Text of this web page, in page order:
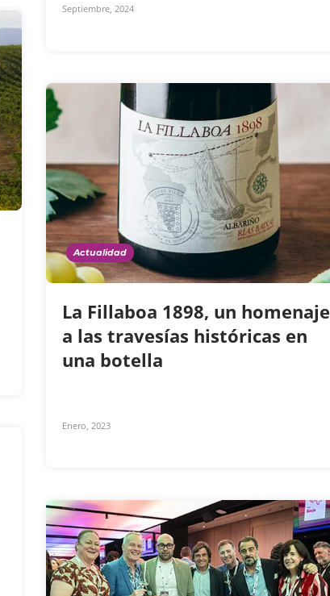
Septiembre, 2024
Actualidad
La Fillaboa 1898, un homenaje
a las travesías históricas en
una botella
Enero, 2023